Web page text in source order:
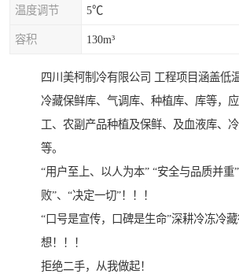
温度调节 5℃
容积 130m³
四川美柯制冷有限公司 工程项目涵盖低
冷藏保鲜库、气调库、种植库、库等，
工、农副产品种植及保鲜、及血液库、
等。
“用户至上、以人为本” “安全与品质并重
败”、“决定一切”！！！
“口号是宣传，口碑是生命”深耕冷冻冷
想！！！
拒绝二手，从我做起！